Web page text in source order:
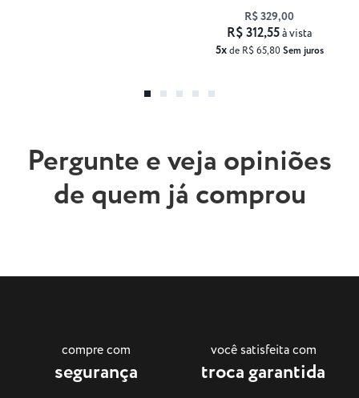
R$ 329,00
5xde R$ 65,80 Sem juros
R$ 312,55à vista
Pergunte e veja opiniões
de quem já comprou
compre com
segurança
você satisfeita com
troca garantida